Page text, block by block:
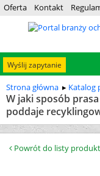
Oferta Kontakt
Wyślij zapytanie
Strona główna Katalog
W jaki sposób
poddaje
Powrót do listy